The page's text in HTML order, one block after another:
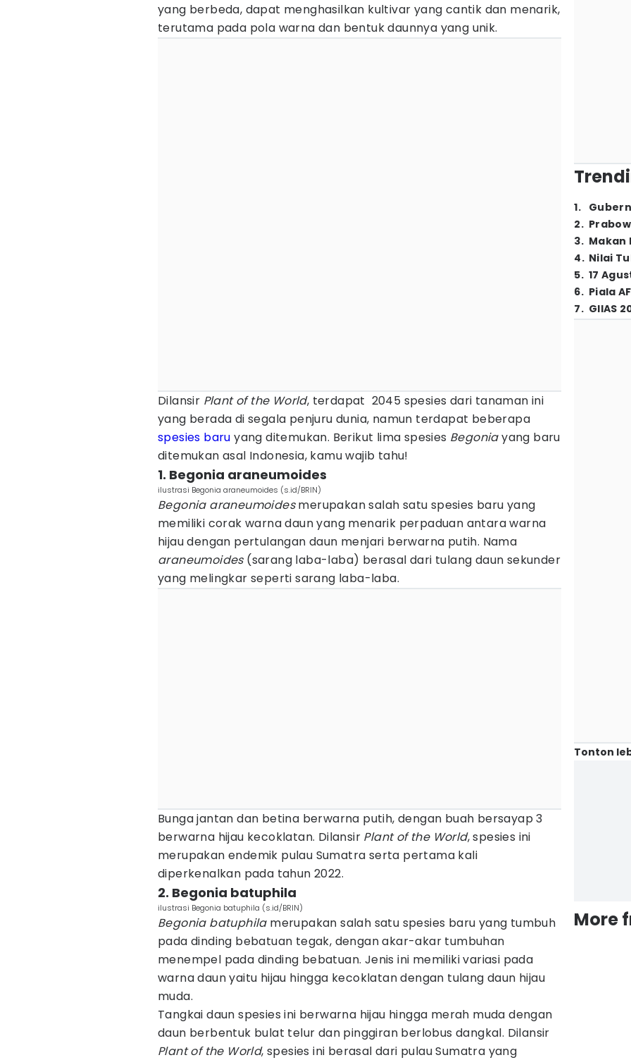
yang berbeda, dapat menghasilkan kultivar yang cantik dan menarik,
terutama pada pola warna dan bentuk daunnya yang unik.
Dilansir Plant of the World, terdapat 2045 spesies dari tanaman ini
yang berada di segala penjuru dunia, namun terdapat beberapa
spesies baru yang ditemukan. Berikut lima spesies Begoniayang baru
ditemukan asal Indonesia, kamu wajib tahu!
1. Begonia araneumoides
ilustrasi Begonia araneumoides (s.id/BRIN)
Begonia araneumoidesmerupakan salah satu spesies baru yang
memiliki corak warna daun yang menarik perpaduan antara warna
hijau dengan pertulangan daun menjari berwarna putih. Nama
araneumoides (sarang laba-laba) berasal dari tulang daun sekunder
yang melingkar seperti sarang laba-laba.
Bunga jantan dan betina berwarna putih, dengan buah bersayap 3
berwarna hijau kecoklatan. Dilansir Plant of the World, spesies ini
merupakan endemik pulau Sumatra serta pertama kali
diperkenalkan pada tahun 2022.
2. Begonia batuphila
ilustrasi Begonia batuphila (s.id/BRIN)
Begonia batuphilamerupakan salah satu spesies baru yang tumbuh
pada dinding bebatuan tegak, dengan akar-akar tumbuhan
menempel pada dinding bebatuan. Jenis ini memiliki variasi pada
warna daun yaitu hijau hingga kecoklatan dengan tulang daun hijau
muda.
Tangkai daun spesies ini berwarna hijau hingga merah muda dengan
daun berbentuk bulat telur dan pinggiran berlobus dangkal. Dilansir
Plant of the World, spesies ini berasal dari pulau Sumatra yang
1.
2.
3. Makan
4. Nilai
5. 17
6. Piala
7. GIIAS
Tonton
More